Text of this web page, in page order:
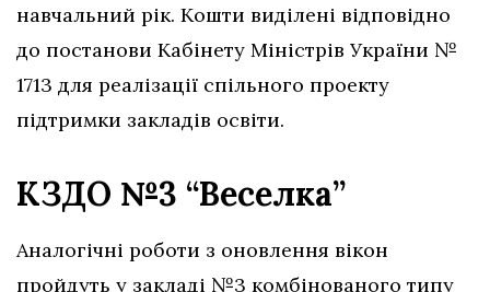
навчальний рік. Кошти виділені відповідно
до постанови Кабінету Міністрів України №
1713 для реалізації спільного проекту
підтримки закладів освіти.
КЗДО №3 “Веселка”
Аналогічні роботи з оновлення вікон
пройдуть у закладі №3 комбінованого типу